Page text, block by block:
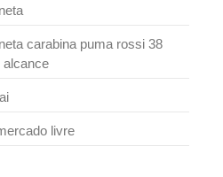
carabina puma rossi 38
alcance
livre